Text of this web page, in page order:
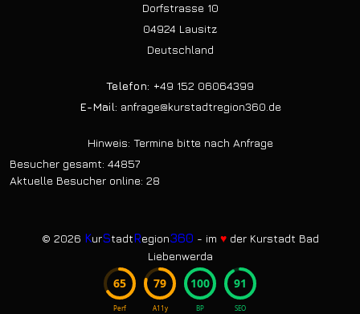
Dorfstrasse 10
04924 Lausitz
Deutschland
Telefon: +49 152 06064399
E-Mail: anfrage@kurstadtregion360.de
Hinweis: Termine bitte nach Anfrage
Besucher gesamt: 44857
Aktuelle Besucher online: 28
© 2026 KurStadtRegion360 - im ♥der Kurstadt Bad
Liebenwerda